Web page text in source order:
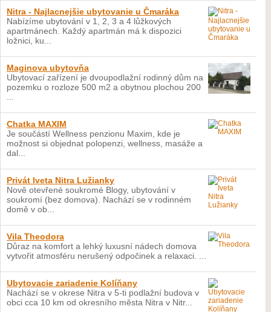
Nitra - Najlacnejšie ubytovanie u Čmaráka
Nabízíme ubytování v 1, 2, 3 a 4 lůžkových
apartmánech. Každý apartmán má k dispozici
ložnici, ku...
Maginova ubytovňa
Ubytovací zařízení je dvoupodlažní rodinný dům na
pozemku o rozloze 500 m2 a obytnou plochou 200
Chatka MAXIM
Je součástí Wellness penzionu Maxim, kde je
možnost si objednat polopenzi, wellness, masáže a
dal...
Privát Iveta Nitra Lužianky
Nově otevřené soukromé Blogy, ubytování v
soukromí (bez domova). Nachází se v rodinném
domě v ob...
Vila Theodora
Důraz na komfort a lehký luxusní nádech domova
vytvořit atmosféru nerušený odpočinek a relaxaci. ...
Ubytovacie zariadenie Kolíňany
Nachází se v okrese Nitra v 5-ti podlažní budova v
obci cca 10 km od okresního města Nitra v Nitr...